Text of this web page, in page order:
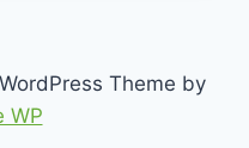
Theme by
WP